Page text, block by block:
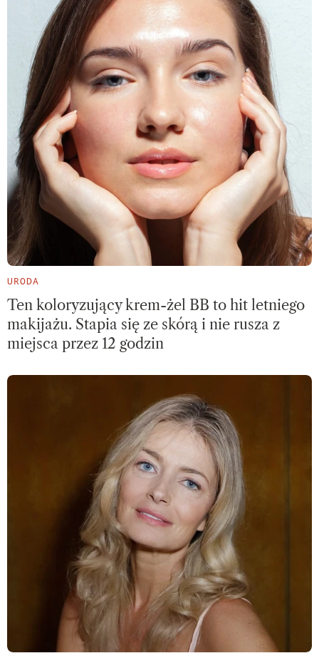
URODA
Ten koloryzujący krem-żel BB to hit letniego
makijażu. Stapia się ze skórą i nie rusza z
miejsca przez 12 godzin